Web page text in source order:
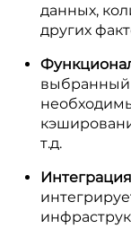
данных,
других
выбранный
т.д.